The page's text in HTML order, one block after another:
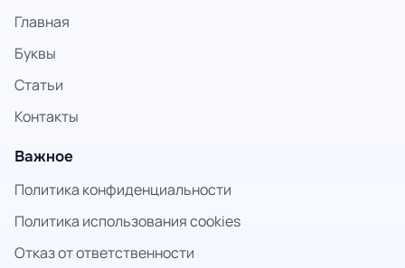
Главная
Буквы
Статьи
Контакты
Важное
Политика конфиденциальности
Политика использования cookies
Отказ от ответственности